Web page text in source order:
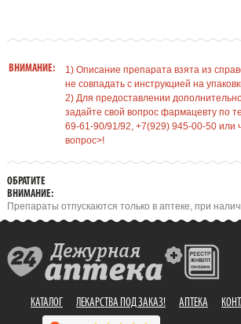
ВНИМАНИЕ:
1) Описание препарата взята из
не совпадать с инструкцией на
2) Для предоставлении
задайте свой вопрос фармацевту по
69-61-90/91/92, +7(929) 945-00-50 или
вопрос>!
ОБРАТИТЕ
ВНИМАНИЕ:
Препараты отпускаются только в аптеке, при
КАТАЛОГ ЛЕКАРСТВА ПОД ЗАКАЗ! АПТЕКА